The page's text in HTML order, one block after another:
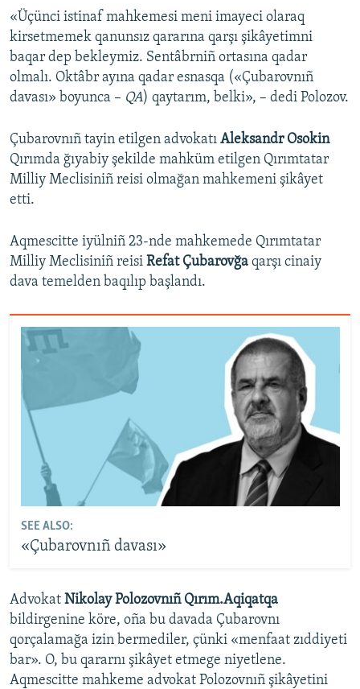
«Üçünci istinaf mahkemesi meni imayeci olaraq
kirsetmemek qanunsız qararına qarşı şikâyetimni
baqar dep bekleymiz. Sentâbrniñ ortasına qadar
olmalı. Oktâbr ayına qadar esnasqa («Çubarovnıñ
davası» boyunca – QA) qaytarım, belki», – dedi Polozov.
Çubarovnıñ tayin etilgen advokatı Aleksandr Osokin
Qırımda ğıyabiy şekilde mahküm etilgen Qırımtatar
Milliy Meclisiniñ reisi olmağan mahkemeni şikâyet
etti.
Aqmescitte iyülniñ 23-nde mahkemede Qırımtatar
Milliy Meclisiniñ reisi Refat Çubarovğa qarşı cinaiy
dava temelden baqılıp başlandı.
SEE ALSO:
«Çubarovnıñ davası»
Advokat Nikolay Polozovnıñ Qırım.Aqiqatqa
bildirgenine köre, oña bu davada Çubarovnı
qorçalamağa izin bermediler, çünki «menfaat zıddiyeti
bar». O, bu qararnı şikâyet etmege niyetlene.
Aqmescitte mahkeme advokat Polozovnıñ şikâyetini